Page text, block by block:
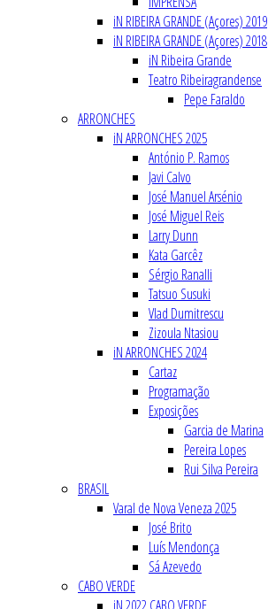
iN RIBEIRA GRANDE (Açores) 2019
iN RIBEIRA GRANDE (Açores) 2018
iN Ribeira Grande
Teatro Ribeiragrandense
Pepe Faraldo
ARRONCHES
iN ARRONCHES 2025
António P. Ramos
Javi Calvo
José Manuel Arsénio
José Miguel Reis
Larry Dunn
Kata Garcêz
Sérgio Ranalli
Tatsuo Susuki
Vlad Dumitrescu
Zizoula Ntasiou
iN ARRONCHES 2024
Cartaz
Programação
Exposições
Garcia de Marina
Pereira Lopes
Rui Silva Pereira
BRASIL
Varal de Nova Veneza 2025
José Brito
Luís Mendonça
Sá Azevedo
CABO VERDE